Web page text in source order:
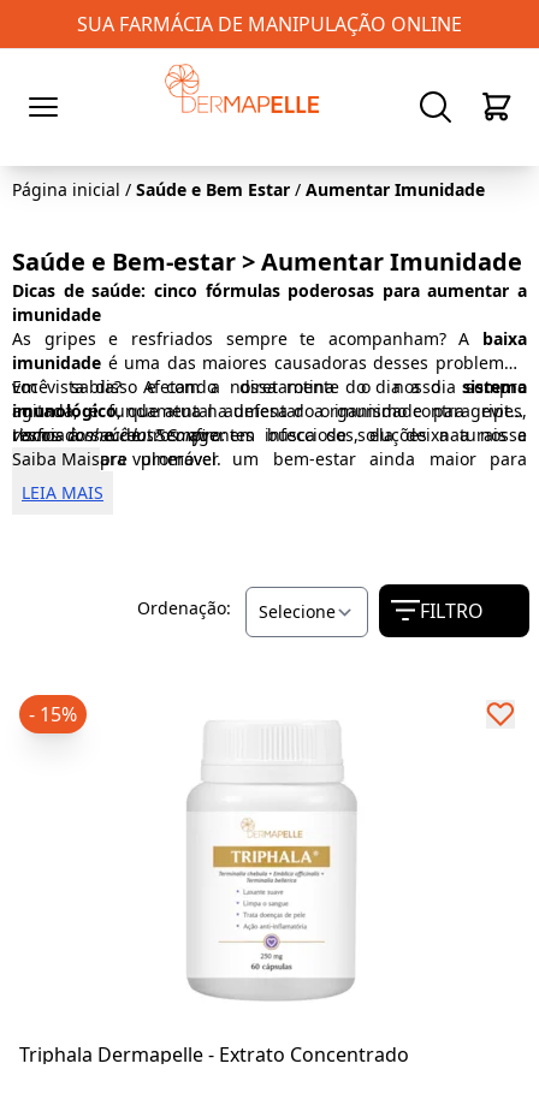
SUA FARMÁCIA DE MANIPULAÇÃO ONLINE
Página inicial / Saúde e Bem Estar / Aumentar Imunidade
Saúde e Bem-estar > Aumentar Imunidade
Dicas de saúde: cinco fórmulas poderosas para aumentar a
imunidade
As gripes e resfriados sempre te acompanham? A baixa
imunidade é uma das maiores causadoras desses problemas,
você sabia? Afetando diretamente o nosso sistema
imunológico, que atua na defesa do organismo contra gripes,
resfriados e outros agentes infecciosos, ela deixa a nossa
saúde sempre vulnerável.
Em vista disso e com a nossa rotina do dia a dia sempre
agitada, é fundamentalaumentar a imunidade para evitar
riscos à saúde. Sempre em busca de soluções naturais e
eficazes para promover um bem-estar ainda maior para
homens e mulheres, o time da Dermapelle selecionou cinco
fórmulas para dar um gás na imunidade e tornar o sistema
Vamos conhecê-los? Confira:
Saiba Mais
LEIA MAIS
Ordenação: FILTRO
Triphala Dermapelle - Extrato Concentrado
- 15%